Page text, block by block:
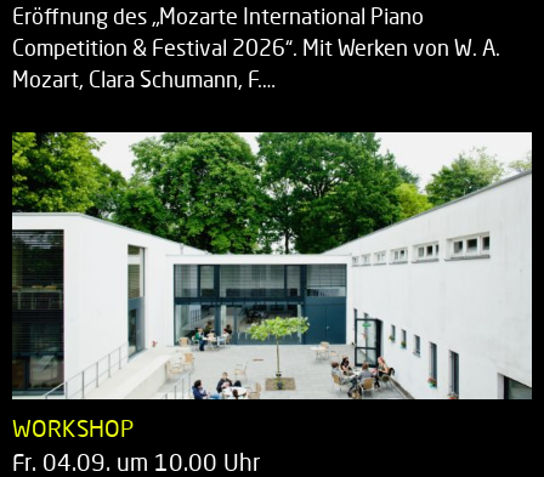
Eröffnung des „Mozarte International Piano
Competition & Festival 2026“. Mit Werken von W. A.
Mozart, Clara Schumann, F.…
WORKSHOP
Fr. 04.09. um 10.00 Uhr